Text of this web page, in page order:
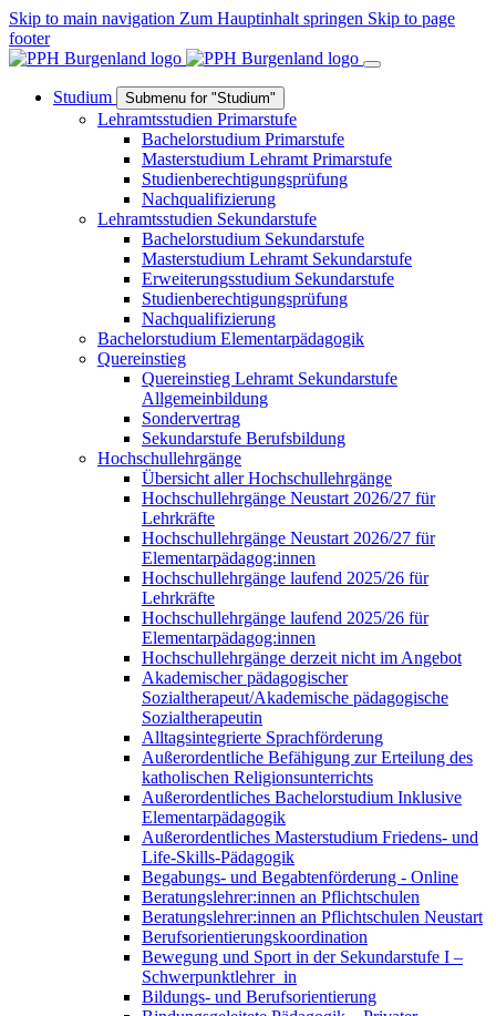
Skip to main navigation Zum Hauptinhalt springen Skip to page
footer
Studium Submenu for "Studium"
Lehramtsstudien Primarstufe
Bachelorstudium Primarstufe
Masterstudium Lehramt Primarstufe
Studienberechtigungsprüfung
Nachqualifizierung
Lehramtsstudien Sekundarstufe
Bachelorstudium Sekundarstufe
Masterstudium Lehramt Sekundarstufe
Erweiterungsstudium Sekundarstufe
Studienberechtigungsprüfung
Nachqualifizierung
Bachelorstudium Elementarpädagogik
Quereinstieg
Quereinstieg Lehramt Sekundarstufe
Allgemeinbildung
Sondervertrag
Sekundarstufe Berufsbildung
Hochschullehrgänge
Übersicht aller Hochschullehrgänge
Hochschullehrgänge Neustart 2026/27 für
Lehrkräfte
Hochschullehrgänge Neustart 2026/27 für
Elementarpädagog:innen
Hochschullehrgänge laufend 2025/26 für
Lehrkräfte
Hochschullehrgänge laufend 2025/26 für
Elementarpädagog:innen
Hochschullehrgänge derzeit nicht im Angebot
Akademischer pädagogischer
Sozialtherapeut/Akademische pädagogische
Sozialtherapeutin
Alltagsintegrierte Sprachförderung
Außerordentliche Befähigung zur Erteilung des
katholischen Religionsunterrichts
Außerordentliches Bachelorstudium Inklusive
Elementarpädagogik
Außerordentliches Masterstudium Friedens- und
Life-Skills-Pädagogik
Begabungs- und Begabtenförderung - Online
Beratungslehrer:innen an Pflichtschulen
Beratungslehrer:innen an Pflichtschulen Neustart
Berufsorientierungskoordination
Bewegung und Sport in der Sekundarstufe I –
Schwerpunktlehrer_in
Bildungs- und Berufsorientierung